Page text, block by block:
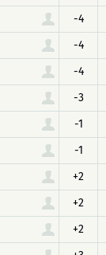
-4
-4
-4
-3
-1
-1
+2
+2
+2